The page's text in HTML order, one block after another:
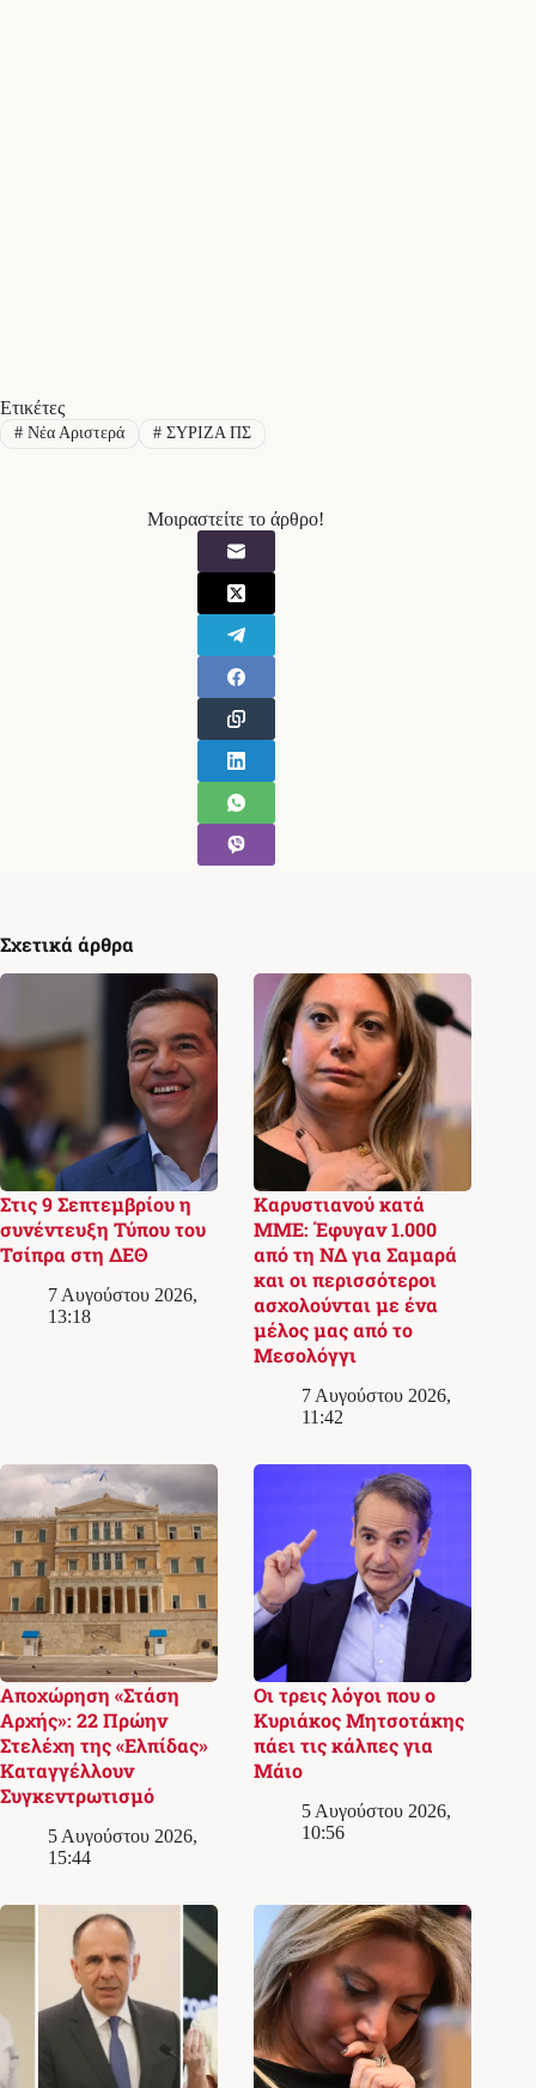
Ετικέτες
#Νέα Αριστερά #ΣΥΡΙΖΑ ΠΣ
Μοιραστείτε το άρθρο!
Σχετικά άρθρα
Στις 9 Σεπτεμβρίου η
συνέντευξη Τύπου του
Τσίπρα στη ΔΕΘ
7 Αυγούστου 2026,
13:18
Καρυστιανού κατά
ΜΜΕ: Έφυγαν 1.000
από τη ΝΔ για Σαμαρά
και οι περισσότεροι
ασχολούνται με ένα
μέλος μας από το
Μεσολόγγι
7 Αυγούστου 2026,
11:42
Αποχώρηση «Στάση
Αρχής»: 22 Πρώην
Στελέχη της «Ελπίδας»
Καταγγέλλουν
Συγκεντρωτισμό
5 Αυγούστου 2026,
15:44
Οι τρεις λόγοι που ο
Κυριάκος Μητσοτάκης
πάει τις κάλπες για
Μάιο
5 Αυγούστου 2026,
10:56